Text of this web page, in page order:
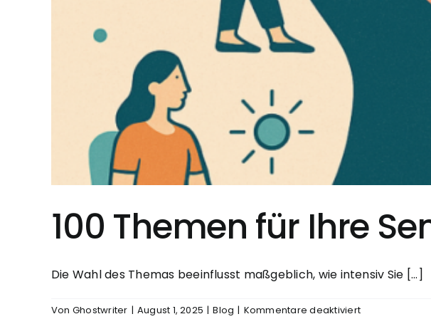
100 Themen für Ihre
Die Wahl des Themas beeinflusst maßgeblich, wie intensiv Sie [...]
Von Ghostwriter | August 1, 2025 | Blog | Kommentare deaktiviertfür